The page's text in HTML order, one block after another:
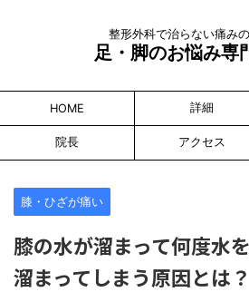
整形外科で治らない痛み
足・脚のお悩み専
HOME 詳細
院長 アクセス
膝・ひざが痛い
膝の水が溜まって何度水
溜まってしまう原因とは？